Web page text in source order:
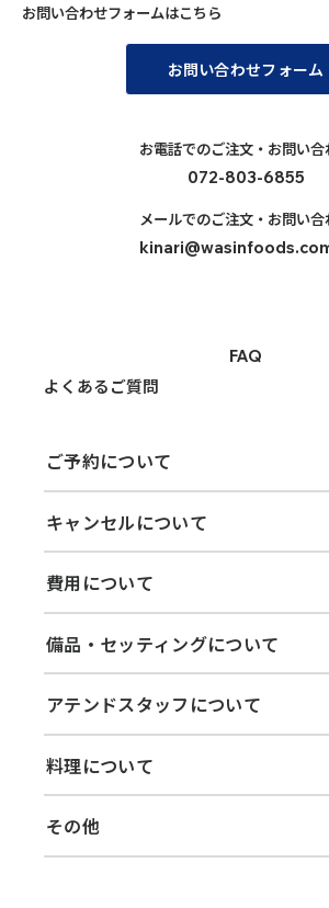
お電話でのご注文・​お問い合
072-803-6855
メールでのご注文・お問い合
お問い合わせフォームはこちら
お問い合わせフォーム
ご予約について
キャンセルについて
費用について
備品・セッティングについて
アテンドスタッフについて
料理について
その他
よくあるご質問
FAQ